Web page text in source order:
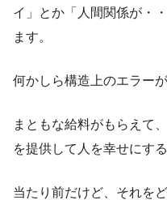
イ」とか「人間関係が・
ます。
何かしら構造上のエラー
まともな給料がもらえて
を提供して人を幸せにする
当たり前だけど、それを